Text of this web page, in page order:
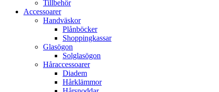
Tillbehör
Accessoarer
Handväskor
Plånböcker
Shoppingkassar
Glasögon
Solglasögon
Håraccessoarer
Diadem
Hårklämmor